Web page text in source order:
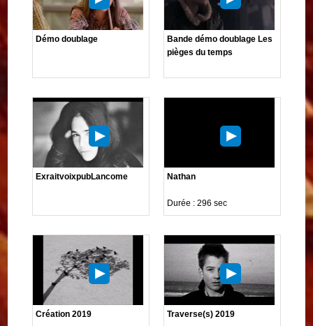
Démo doublage
Bande démo doublage Les
pièges du temps
ExraitvoixpubLancome Nathan
Durée : 296 sec
Création 2019 Traverse(s) 2019